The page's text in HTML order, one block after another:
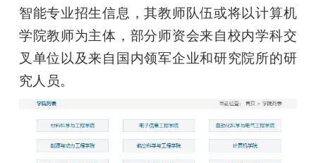
智能专业招生信息，其教师队伍或将以计算机
学院教师为主体，部分师资会来自校内学科交
叉单位以及来自国内领军企业和研究院所的研
究人员。